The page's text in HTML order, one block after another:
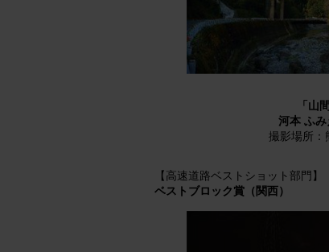
「山
河本 ふみ
撮影場所：
【高速道路ベストショット部門】
ベストブロック賞（関西）